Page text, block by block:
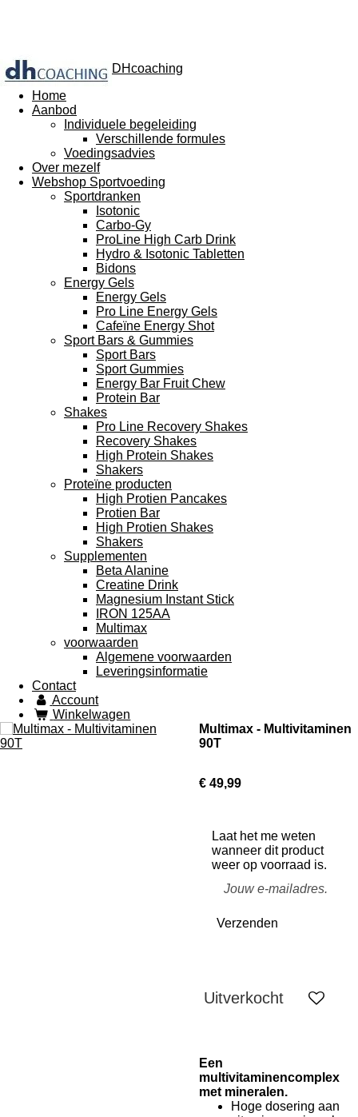
DHcoaching
Home
Aanbod
Individuele begeleiding
Verschillende formules
Voedingsadvies
Over mezelf
Webshop Sportvoeding
Sportdranken
Isotonic
Carbo-Gy
ProLine High Carb Drink
Hydro & Isotonic Tabletten
Bidons
Energy Gels
Energy Gels
Pro Line Energy Gels
Cafeïne Energy Shot
Sport Bars & Gummies
Sport Bars
Sport Gummies
Energy Bar Fruit Chew
Protein Bar
Shakes
Pro Line Recovery Shakes
Recovery Shakes
High Protein Shakes
Shakers
Proteïne producten
High Protien Pancakes
Protien Bar
High Protien Shakes
Shakers
Supplementen
Beta Alanine
Creatine Drink
Magnesium Instant Stick
IRON 125AA
Multimax
voorwaarden
Algemene voorwaarden
Leveringsinformatie
Contact
Account
Winkelwagen
Multimax - Multivitaminen
90T
€ 49,99
Laat het me weten
wanneer dit product
weer op voorraad is.
Verzenden
Uitverkocht
Een
multivitaminencomplex
met mineralen.
Hoge dosering aan